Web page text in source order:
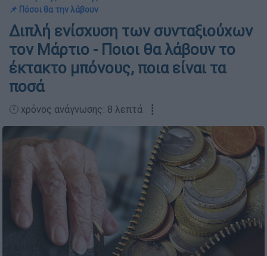
📌 Πόσοι θα την λάβουν
Διπλή ενίσχυση των συνταξιούχων
τον Μάρτιο - Ποιοι θα λάβουν το
έκτακτο μπόνους, ποια είναι τα
ποσά
🕛 χρόνος ανάγνωσης: 8 λεπτά ┋